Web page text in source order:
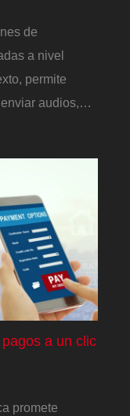
de
a nivel
permite
audios,…
a un clic
promete